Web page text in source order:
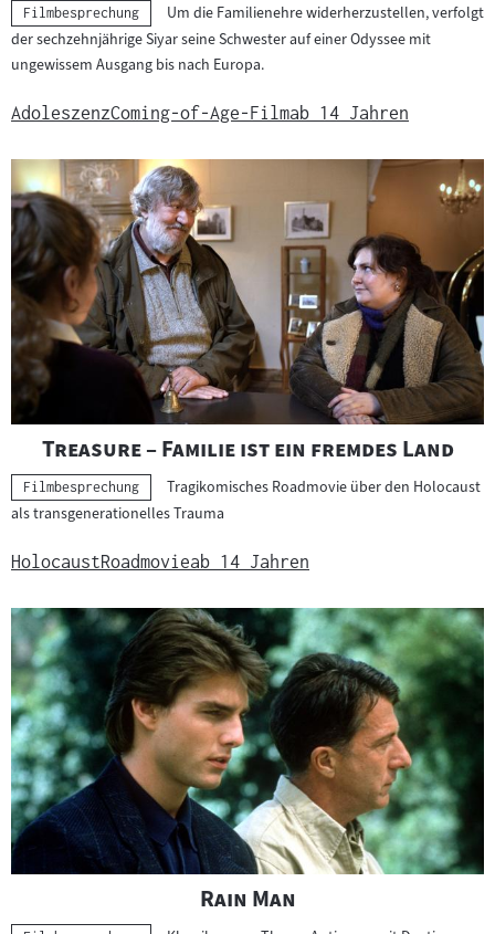
Kategorie:
Filmbesprechung
Um die Familienehre widerherzustellen, verfolgt
der sechzehnjährige Siyar seine Schwester auf einer Odyssee mit
ungewissem Ausgang bis nach Europa.
AdoleszenzComing-of-Age-Filmab 14 Jahren
"
Treasure – Familie ist ein fremdes Land"
Kategorie:
Filmbesprechung
Tragikomisches Roadmovie über den Holocaust
als transgenerationelles Trauma
HolocaustRoadmovieab 14 Jahren
"
Rain Man